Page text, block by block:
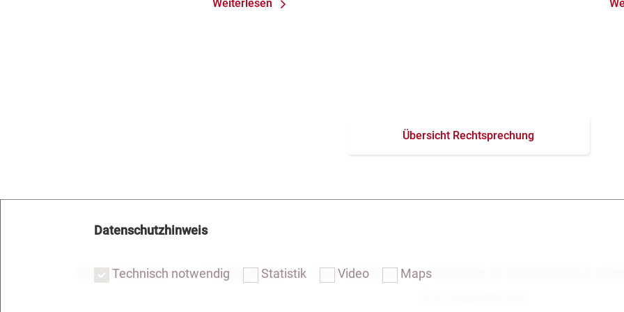
Mängel am Sondereigentum
Weiterlesen
Übersicht Rechtsprechung
Notar Dresden Fachgebiete Das Notariat Vorträge & Veröffentlichungen
Datenschutzhinweis
Technisch notwendig Statistik Video Maps